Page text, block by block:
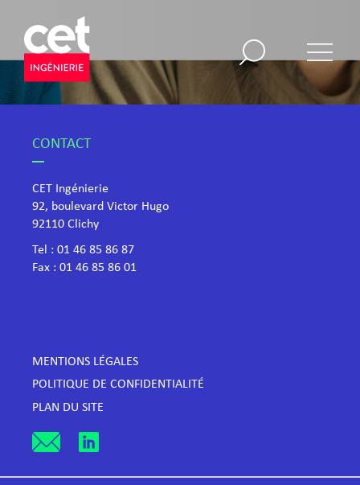
CONTACT
CET Ingénierie
92, boulevard Victor Hugo
​92110 Clichy
Tel : 01 46 85 86 87
Fax : 01 46 85 86 01
MENTIONS LÉGALES
POLITIQUE DE CONFIDENTIALITÉ
PLAN DU SITE